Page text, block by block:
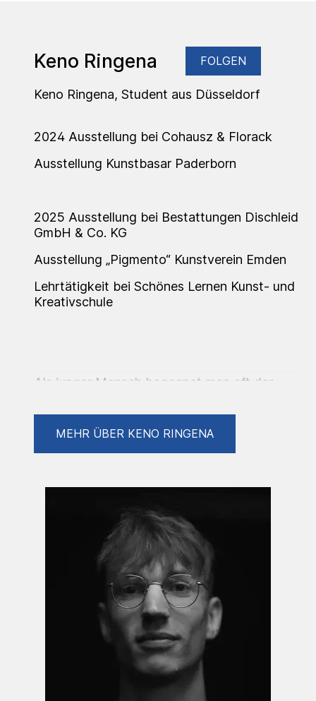
Keno Ringena FOLGEN
Keno Ringena, Student aus Düsseldorf
2024 Ausstellung bei Cohausz & Florack
Ausstellung Kunstbasar Paderborn
2025 Ausstellung bei Bestattungen Dischleid
GmbH & Co. KG
Ausstellung „Pigmento“ Kunstverein Emden
Lehrtätigkeit bei Schönes Lernen Kunst- und
Kreativschule
Als junger Mensch begegnet man oft der
die Zukunft bringen wird und wo mein Platz in
dieser Welt ist.
Doch trotz, oder gerade wegen, dieser
Visionen und Ziele die ich erreichen will.
Lebens und gestalten meine Zukunft.
In meiner Kunst werden neue Welten
erschaffen. Es werden Orte kreiert,
unentdeckte Länder betreten die es sonst nie
gegeben hätte.
Wo geht nun die Reise hin? Ich weiß es nicht,
aber hoffentlich in eine Welt voller Fantasie
MEHR ÜBER KENO RINGENA